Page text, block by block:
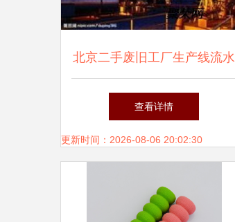
北京二手废旧工厂生产线流水
线设备拆除回收公司 日用百
货的绿色转型与市场机遇
查看详情
更新时间：2026-08-06 20:02:30